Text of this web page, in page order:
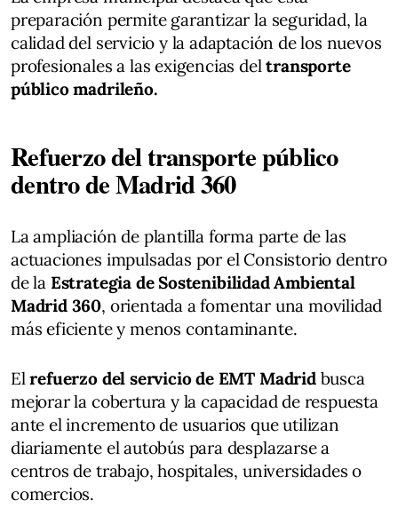
preparación permite garantizar la seguridad, la
calidad del servicio y la adaptación de los nuevos
profesionales a las exigencias deltransporte
público madrileño.
Refuerzo del transporte público
dentro de Madrid 360
La ampliación de plantilla forma parte de las
actuaciones impulsadas por el Consistorio dentro
de la Estrategia de Sostenibilidad Ambiental
Madrid 360, orientada a fomentar una movilidad
más eficiente y menos contaminante.
Elrefuerzo del servicio de EMT Madridbusca
mejorar la cobertura y la capacidad de respuesta
ante el incremento de usuarios que utilizan
diariamente el autobús para desplazarse a
centros de trabajo, hospitales, universidades o
comercios.